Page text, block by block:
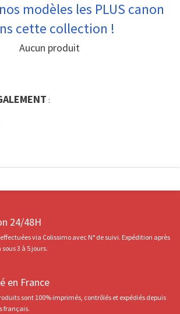
modèles les PLUS canon
cette collection !
Aucun produit
:
24/48H
via Colissimo avec N° de suivi. Expédition après
3 à 5 jours.
en France
sont 100% imprimés, contrôlés et expédiés depuis
français.